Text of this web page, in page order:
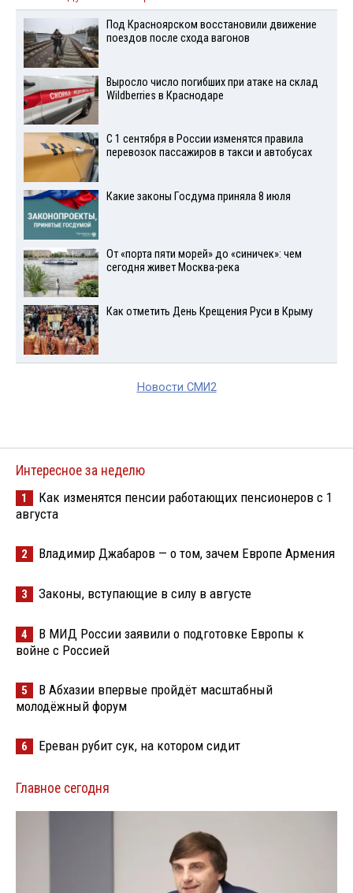
Под Красноярском восстановили движение
поездов после схода вагонов
Выросло число погибших при атаке на склад
Wildberries в Краснодаре
С 1 сентября в России изменятся правила
перевозок пассажиров в такси и автобусах
Какие законы Госдума приняла 8 июля
От «порта пяти морей» до «синичек»: чем
сегодня живет Москва-река
Как отметить День Крещения Руси в Крыму
Новости СМИ2
Интересное за неделю
1
Как изменятся пенсии работающих пенсионеров с 1
августа
2 Владимир Джабаров — о том, зачем Европе Армения
3 Законы, вступающие в силу в августе
4
В МИД России заявили о подготовке Европы к
войне с Россией
5
В Абхазии впервые пройдёт масштабный
молодёжный форум
6 Ереван рубит сук, на котором сидит
Главное сегодня